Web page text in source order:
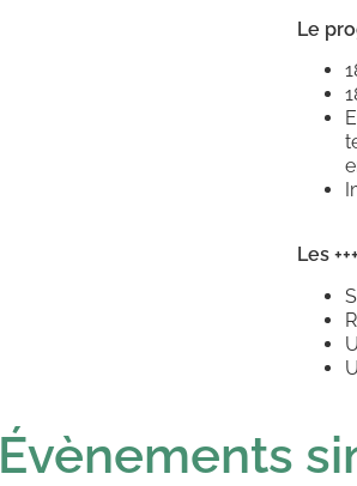
Le
Les
Évènements